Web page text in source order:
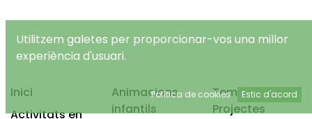
Inici
Activitats en
Animacions
infantils
Temps Lliure
Projectes
Utilitzem galetes per proporcionar-vos una millor
experiència d'usuari.
Política de cookies Estic d'acord